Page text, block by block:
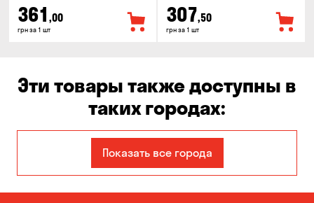
361 ,00
грн за 1 шт
307,50
грн за 1 шт
Эти товары также доступны в
таких городах:
Александровка
Кропивницкий Одесса
Показать все города